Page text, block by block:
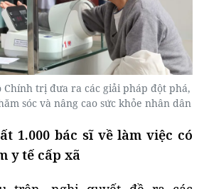
Chính trị đưa ra các giải pháp đột phá,
sóc và nâng cao sức khỏe nhân dân
1.000 bác sĩ về làm việc có
y tế cấp xã